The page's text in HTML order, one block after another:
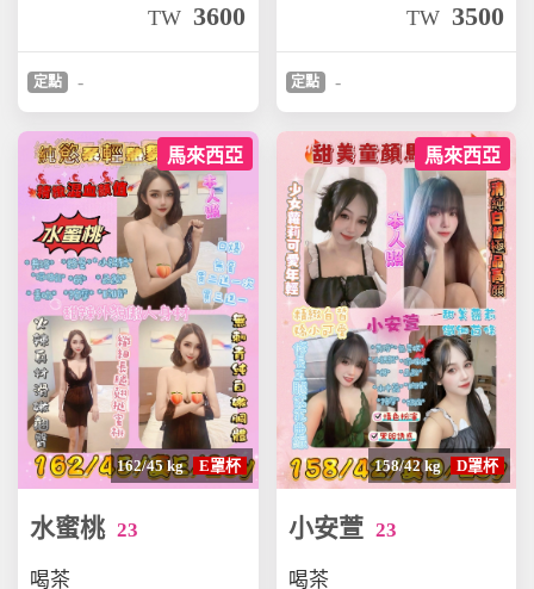
TW 3600
定點 -
TW 3500
定點 -
馬來西亞
162/45 kg E罩杯
水蜜桃23
喝茶
馬來西亞
158/42 kg D罩杯
小安萱 23
喝茶